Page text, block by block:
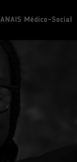
ANAIS Médico-Social